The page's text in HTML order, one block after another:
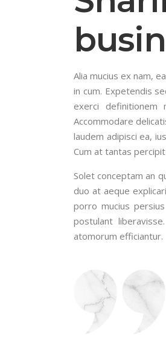
Alia mucius ex nam,
in cum. Expetendis
exerci definitionem
Accommodare
laudem adipisci ea,
Cum at tantas
Solet conceptam an
duo at aeque
porro mucius
postulant
atomorum efficiantur.